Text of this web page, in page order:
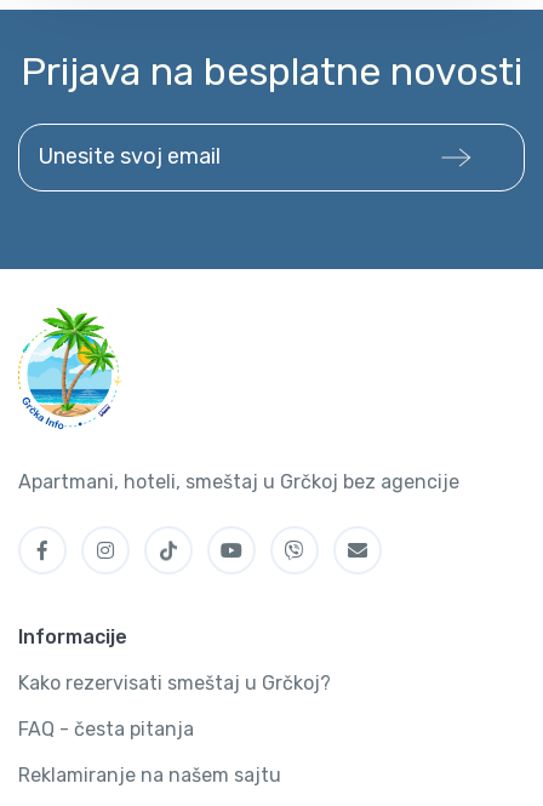
Prijava na besplatne novosti
Unesite svoj email
Apartmani, hoteli, smeštaj u Grčkoj bez agencije
Informacije
Kako rezervisati smeštaj u Grčkoj?
FAQ - česta pitanja
Reklamiranje na našem sajtu